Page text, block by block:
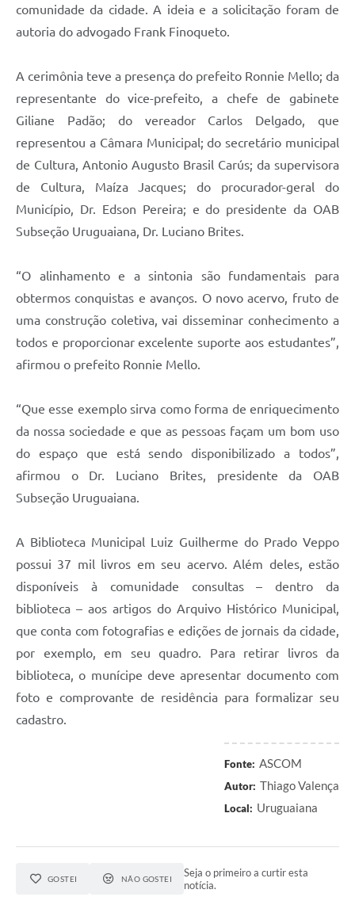
Telefones Úteis
comunidade da cidade. A ideia e a solicitação foram de
autoria do advogado Frank Finoqueto.
A cerimônia teve a presença do prefeito Ronnie Mello; da
representante do vice-prefeito, a chefe de gabinete
Giliane Padão; do vereador Carlos Delgado, que
representou a Câmara Municipal; do secretário municipal
de Cultura, Antonio Augusto Brasil Carús; da supervisora
de Cultura, Maíza Jacques; do procurador-geral do
Município, Dr. Edson Pereira; e do presidente da OAB
Subseção Uruguaiana, Dr. Luciano Brites.
“O alinhamento e a sintonia são fundamentais para
obtermos conquistas e avanços. O novo acervo, fruto de
uma construção coletiva, vai disseminar conhecimento a
todos e proporcionar excelente suporte aos estudantes”,
afirmou o prefeito Ronnie Mello.
“Que esse exemplo sirva como forma de enriquecimento
da nossa sociedade e que as pessoas façam um bom uso
do espaço que está sendo disponibilizado a todos”,
afirmou o Dr. Luciano Brites, presidente da OAB
Subseção Uruguaiana.
A Biblioteca Municipal Luiz Guilherme do Prado Veppo
possui 37 mil livros em seu acervo. Além deles, estão
disponíveis à comunidade consultas – dentro da
biblioteca – aos artigos do Arquivo Histórico Municipal,
que conta com fotografias e edições de jornais da cidade,
por exemplo, em seu quadro. Para retirar livros da
biblioteca, o munícipe deve apresentar documento com
foto e comprovante de residência para formalizar seu
cadastro.
Fonte: ASCOM
Autor: Thiago Valença
Local: Uruguaiana
GOSTEI NÃO GOSTEI
Seja o primeiro a curtir esta
notícia.